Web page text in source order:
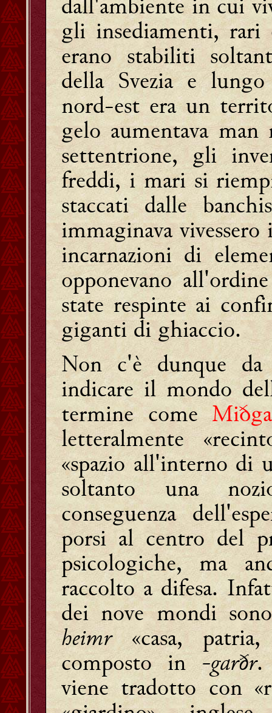
gli insediamenti,
erano stabiliti
della Svezia e
nord-est era un
gelo aumentava man
settentrione, gli
freddi, i mari si
staccati dalle
immaginava
incarnazioni di
opponevano
state respinte ai
giganti di ghiaccio.
Non c'è dunque
indicare il mondo
termine come
letteralmente
«spazio all'interno di
soltanto una
conseguenza
porsi al centro del
psicologiche, ma
raccolto a difesa.
dei nove mondi
heimr«casa,
composto in-garðr.
viene tradotto con